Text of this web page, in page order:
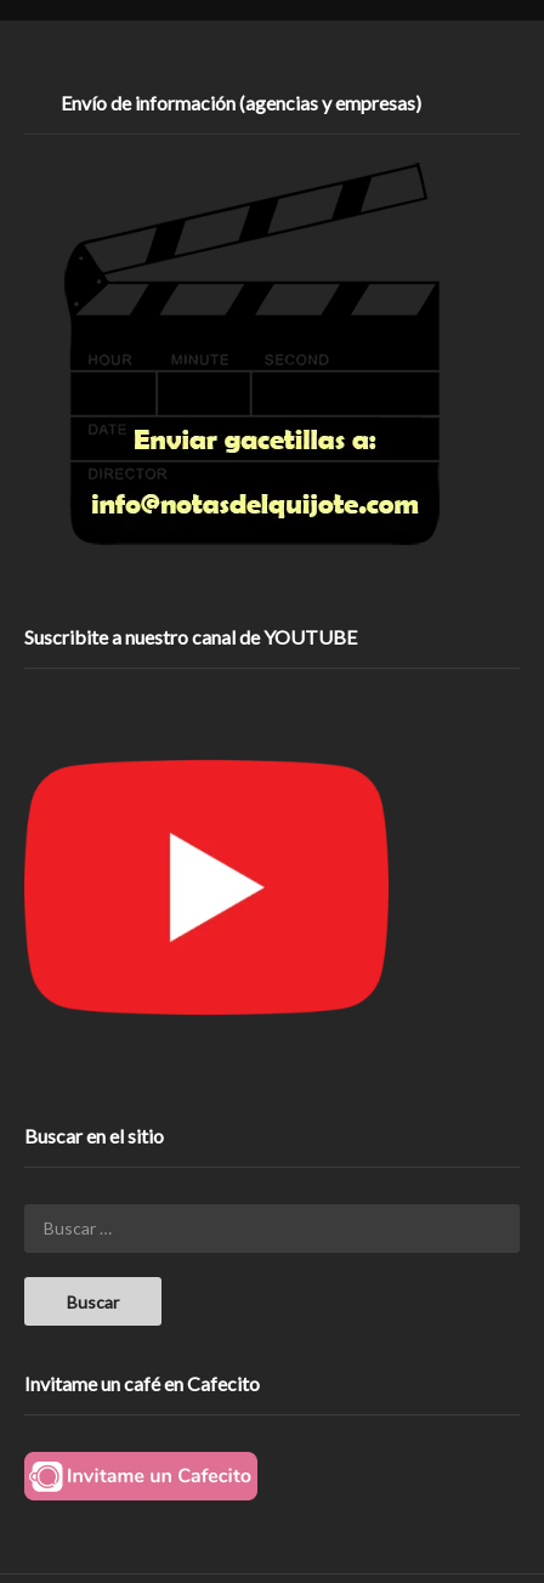
Envío de información (agencias y empresas)
Suscribite a nuestro canal de YOUTUBE
Buscar en el sitio
Invitame un café en Cafecito